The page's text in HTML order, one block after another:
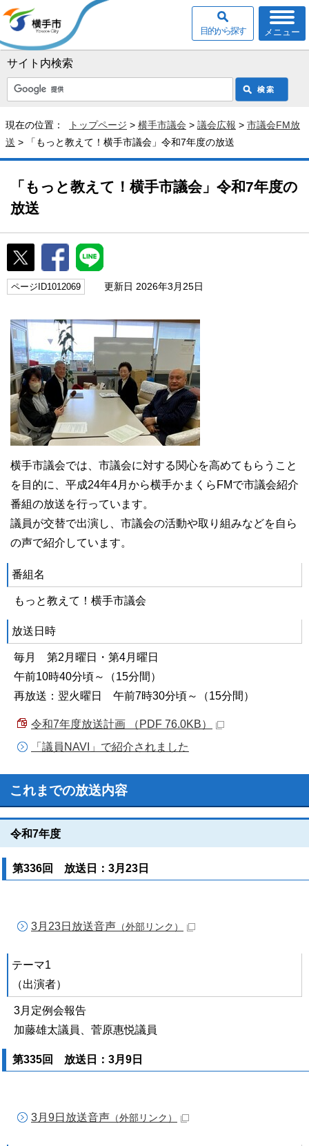
サイト内検索
メニュー
目的から探す
現在の位置： トップページ > 横手市議会 > 議会広報 > 市議会FM放
送 > 「もっと教えて！横手市議会」令和7年度の放送
「もっと教えて！横手市議会」令和7年度の
放送
ページID1012069 更新日 2026年3月25日
横手市議会では、市議会に対する関心を高めてもらうこと
を目的に、平成24年4月から横手かまくらFMで市議会紹介
番組の放送を行っています。
議員が交替で出演し、市議会の活動や取り組みなどを自ら
の声で紹介しています。
番組名
もっと教えて！横手市議会
放送日時
毎月 第2月曜日・第4月曜日
午前10時40分頃～（15分間）
再放送：翌火曜日 午前7時30分頃～（15分間）
令和7年度放送計画 （PDF 76.0KB）
「議員NAVI」で紹介されました
これまでの放送内容
令和7年度
第336回 放送日：3月23日
3月23日放送音声 （外部リンク）
テーマ1
（出演者）
3月定例会報告
加藤雄太議員、菅原惠悦議員
第335回 放送日：3月9日
3月9日放送音声 （外部リンク）